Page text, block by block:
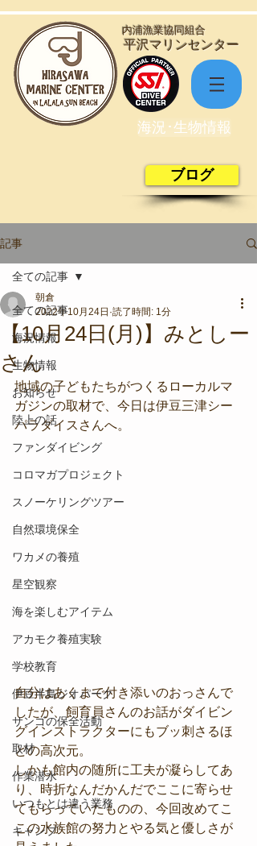
​平沢マリンセンター
​内浦漁業協同組合
海況･生物情報
ブログ
記事
全ての記事
海況情報
生物情報
お知らせ
陸上の話
ファンダイビング
コロマガプロジェクト
スノーケリングツアー
自然環境保全
ワカメの養殖
星空観察
海を楽しむアイテム
アカモク養殖実験
学校教育
伊豆半島ジオパーク
サンゴの保全活動
取材
作業潜水
いつもとは違う業務
キャンプ
全ての記事
【10月24日(月)】みとしー
さん
朝倉
2022年10月24日 読了時間: 1分
地域の子どもたちがつくるローカルマ
ガジンの取材で、今日は伊豆三津シー
パラダイスさんへ。
自分はあくまで付き添いのおっさんで
したが、飼育員さんのお話がダイビン
グインストラクターにもブッ刺さるほ
どの高次元。
しかも館内の随所に工夫が凝らしてあ
り、時折なんだかんだでここに寄らせ
てもらっていたものの、今回改めてこ
この水族館の努力とやる気と優しさが